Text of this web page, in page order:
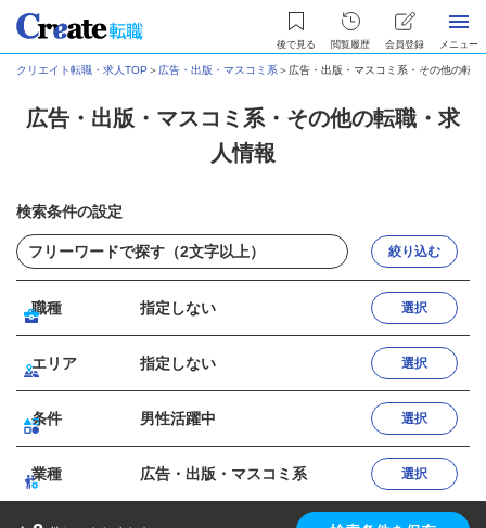
後で見る 閲覧履歴 会員登録 メニュー
クリエイト転職・求人TOP ＞ 広告・出版・マスコミ系＞ 広告・出版・マスコミ系・その他の転
広告・出版・マスコミ系・その他の転職・求
人情報
検索条件の設定
絞り込む
職種 指定しない 選択
エリア 指定しない 選択
条件 男性活躍中 選択
業種 広告・出版・マスコミ系 選択